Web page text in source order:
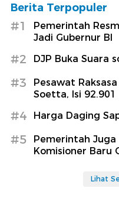
Berita Terpopuler
#1
Pemerintah
Jadi Gubernur BI
#2 DJP Buka Suara
#3
Pesawat
Soetta, Isi
#4 Harga Daging
#5
Pemerintah
Komisioner Baru
Lihat